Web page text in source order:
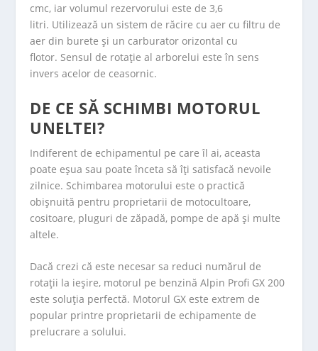
cmc, iar volumul rezervorului este de 3,6
litri. Utilizează un sistem de răcire cu aer cu filtru de
aer din burete și un carburator orizontal cu
flotor. Sensul de rotație al arborelui este în sens
invers acelor de ceasornic.
DE CE SĂ SCHIMBI MOTORUL
UNELTEI?
Indiferent de echipamentul pe care îl ai, aceasta
poate eșua sau poate înceta să îți satisfacă nevoile
zilnice. Schimbarea motorului este o practică
obișnuită pentru proprietarii de motocultoare,
cositoare, pluguri de zăpadă, pompe de apă și multe
altele.
Dacă crezi că este necesar sa reduci numărul de
rotaţii la ieșire, motorul pe benzină Alpin Profi GX 200
este soluția perfectă. Motorul GX este extrem de
popular printre proprietarii de echipamente de
prelucrare a solului.